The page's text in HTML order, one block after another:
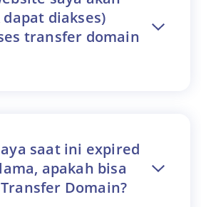
diakses)
transfer domain
saat ini expired
apakah bisa
Domain?